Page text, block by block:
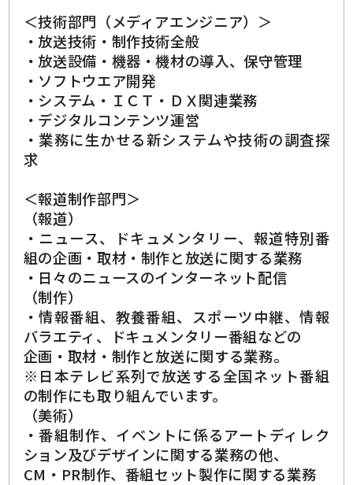
＜技術部門（メディアエンジニア）＞
・放送技術・制作技術全般
・放送設備・機器・機材の導入、保守管理
・ソフトウエア開発
・システム・ＩＣＴ・ＤＸ関連業務
・デジタルコンテンツ運営
・業務に生かせる新システムや技術の調査探
求
＜報道制作部門＞
（報道）
・ニュース、ドキュメンタリー、報道特別番
組の企画・取材・制作と放送に関する業務
・日々のニュースのインターネット配信
（制作）
・情報番組、教養番組、スポーツ中継、情報
バラエティ、ドキュメンタリー番組などの
企画・取材・制作と放送に関する業務。
※日本テレビ系列で放送する全国ネット番組
の制作にも取り組んでいます。
（美術）
・番組制作、イベントに係るアートディレク
ション及びデザインに関する業務の他、
CM・PR制作、番組セット製作に関する業務